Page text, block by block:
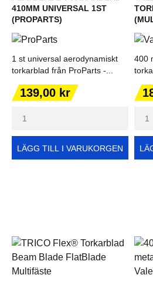
410MM UNIVERSAL 1ST
(PROPARTS)
1 st universal aerodynamiskt
torkarblad från ProParts -...
Pris
139,00 kr
LÄGG TILL I VARUKORGEN
400
Pris